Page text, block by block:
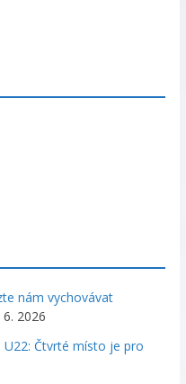
nám vychovávat
6. 2026
Čtvrté místo je pro